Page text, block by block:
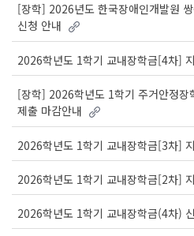
[장학] 2026년도 한국장애인개발원
신청 안내
2026학년도 1학기 교내장학금[4차]
[장학] 2026학년도 1학기 주거안정장
제출 마감안내
2026학년도 1학기 교내장학금[3차]
2026학년도 1학기 교내장학금[2차]
2026학년도 1학기 교내장학금(4차)